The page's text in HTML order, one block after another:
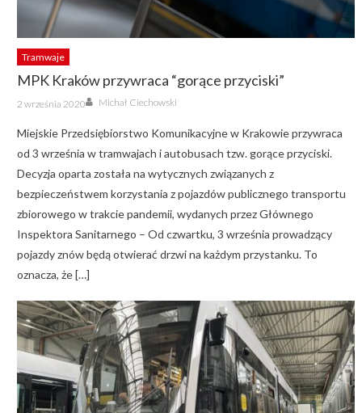
Tramwaje
MPK Kraków przywraca “gorące przyciski”
Posted
on
2 września 2020 Author
Michał Ciechowski
Miejskie Przedsiębiorstwo Komunikacyjne w Krakowie przywraca
od 3 września w tramwajach i autobusach tzw. gorące przyciski.
Decyzja oparta została na wytycznych związanych z
bezpieczeństwem korzystania z pojazdów publicznego transportu
zbiorowego w trakcie pandemii, wydanych przez Głównego
Inspektora Sanitarnego – Od czwartku, 3 września prowadzący
pojazdy znów będą otwierać drzwi na każdym przystanku. To
oznacza, że […]